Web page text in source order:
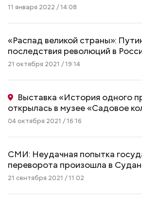
11 января 2022 / 14:08
«Распад великой страны»:
последствия революций в
21 октября 2021 / 19:14
Выставка «История одного
открылась в музее «Садовое
04 октября 2021 / 16:16
СМИ: Неудачная попытка
переворота произошла в
21 сентября 2021 / 11:02